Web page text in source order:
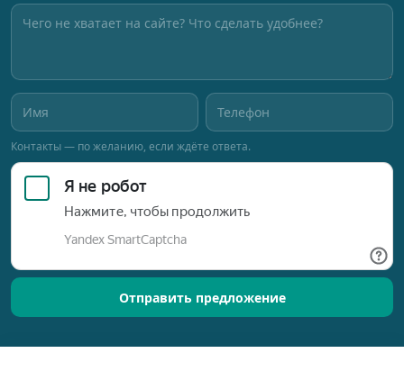
Контакты — по желанию, если ждёте ответа.
Отправить предложение